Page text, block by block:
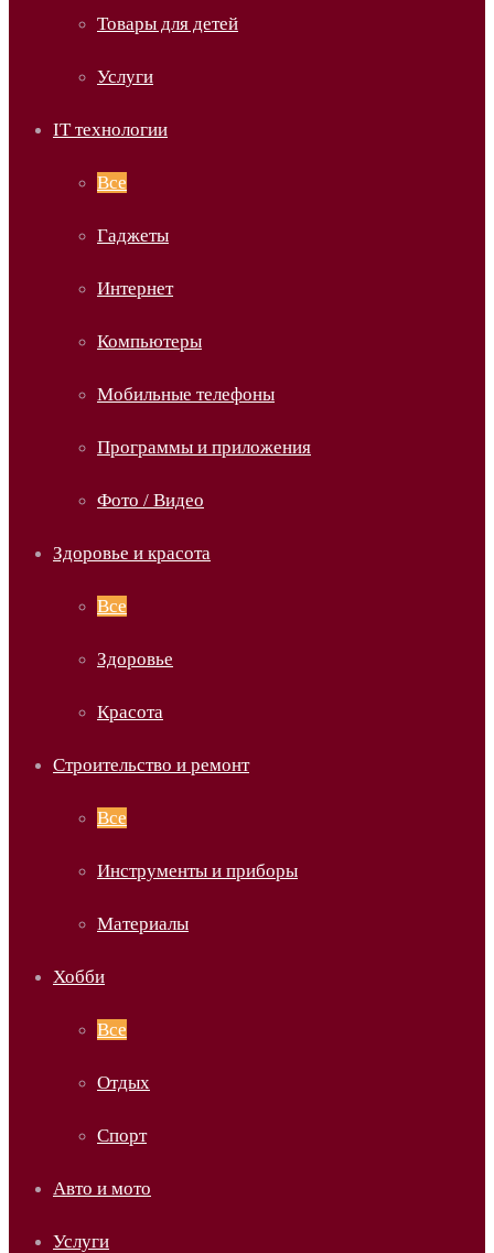
Товары для детей
Услуги
IT технологии
Все
Гаджеты
Интернет
Компьютеры
Мобильные телефоны
Программы и приложения
Фото / Видео
Здоровье и красота
Все
Здоровье
Красота
Строительство и ремонт
Все
Инструменты и приборы
Материалы
Хобби
Все
Отдых
Спорт
Авто и мото
Услуги